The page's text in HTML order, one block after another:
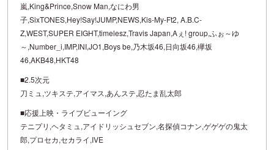
嵐,King&Prince,Snow Man,なにわ男
子,SixTONES,Hey!Say!JUMP,NEWS,Kis-My-Ft2, A.B.C-
Z,WEST,SUPER EIGHT,timelesz,Travis Japan,Aぇ! group,ふぉ～ゆ
～,Number_i,IMP,INI,JO1,Boys be,乃木坂46,日向坂46,欅坂
46,AKB48,HKT48
■2.5次元
刀ミュ,ツキステ,アイマス,あんステ,忍たま乱太郎
■応援上映・ライブビューイング
テニプリ,ヘタミュ,アイドリッシュセブン,名探偵コナン,ゲゲゲの鬼太
郎,プロセカ,セカライ,IVE